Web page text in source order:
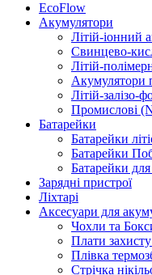
EcoFlow
Акумулятори
Літій-іонний
Свинцево-
Літій-
Акумулятори
Літій-
Промислові
Батарейки
Батарейки
Батарейки
Батарейки
Зарядні пристрої
Ліхтарі
Аксесуари для
Чохли та
Плати
Плівка
Стрічка